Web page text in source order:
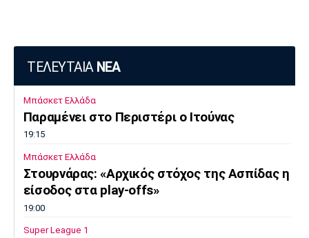
ΤΕΛΕΥΤΑΙΑ ΝΕΑ
Μπάσκετ Ελλάδα
Παραμένει στο Περιστέρι ο Ιτούνας
19:15
Μπάσκετ Ελλάδα
Στουρνάρας: «Αρχικός στόχος της Ασπίδας η
είσοδος στα play-offs»
19:00
Super League 1